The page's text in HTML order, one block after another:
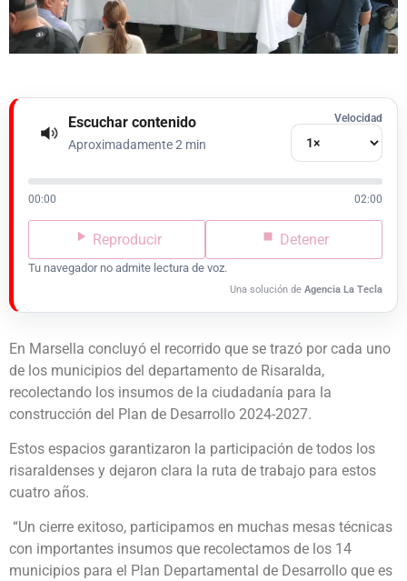
Escuchar contenido
Aproximadamente 2 min
Velocidad
00:00 02:00
Reproducir Detener
Tu navegador no admite lectura de voz.
Una solución de Agencia La Tecla
En Marsella concluyó el recorrido que se trazó por cada uno
de los municipios del departamento de Risaralda,
recolectando los insumos de la ciudadanía para la
construcción del Plan de Desarrollo 2024-2027.
Estos espacios garantizaron la participación de todos los
risaraldenses y dejaron clara la ruta de trabajo para estos
cuatro años.
“Un cierre exitoso, participamos en muchas mesas técnicas
con importantes insumos que recolectamos de los 14
municipios para el Plan Departamental de Desarrollo que es